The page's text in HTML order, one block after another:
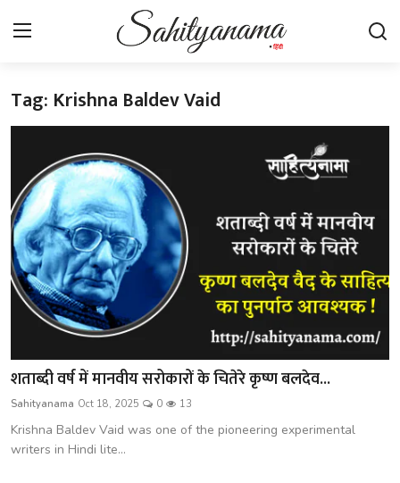
Login Register
स्वतंत्रता सेनानी
साहित्य समाचार
होम
कहानी
कविता
आलेख
शख्सियत
धरोहर
Tag: Krishna Baldev Vaid
शताब्दी वर्ष में मानवीय सरोकारों के चितेरे कृष्ण बलदेव...
Sahityanama Oct 18, 2025 0 13
Krishna Baldev Vaid was one of the pioneering experimental
writers in Hindi lite...